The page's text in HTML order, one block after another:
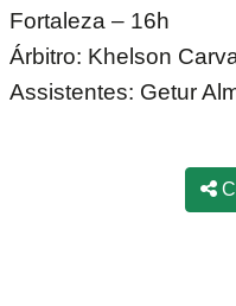
Fortaleza – 16h
Árbitro: Khelson
Assistentes: Getur